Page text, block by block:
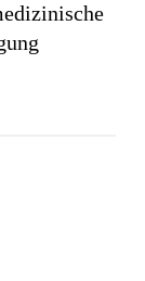
AW26
Dot:
NOMOS